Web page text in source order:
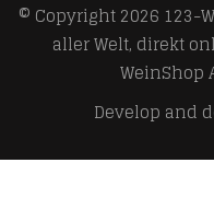
© Copyright 2026 123-
aller Welt, direkt
WeinShop
Develop and